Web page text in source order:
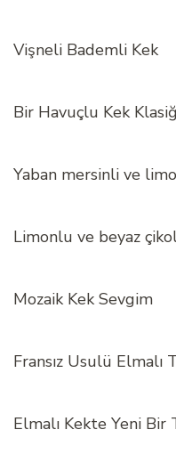
Vişneli Bademli Kek
Bir Havuçlu Kek
Yaban mersinli ve
Limonlu ve beyaz
Mozaik Kek Sevgim
Fransız Usulü Elmalı
Elmalı Kekte Yeni Bir